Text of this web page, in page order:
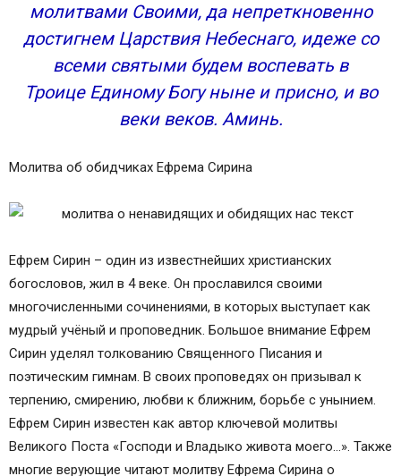
молитвами Своими, да непреткновенно
достигнем Царствия Небеснаго, идеже со
всеми святыми будем воспевать в
Троице Единому Богу ныне и присно, и во
веки веков. Аминь.
Молитва об обидчиках Ефрема Сирина
Ефрем Сирин – один из известнейших христианских
богословов, жил в 4 веке. Он прославился своими
многочисленными сочинениями, в которых выступает как
мудрый учёный и проповедник. Большое внимание Ефрем
Сирин уделял толкованию Священного Писания и
поэтическим гимнам. В своих проповедях он призывал к
терпению, смирению, любви к ближним, борьбе с унынием.
Ефрем Сирин известен как автор ключевой молитвы
Великого Поста «Господи и Владыко живота моего…». Также
многие верующие читают молитву Ефрема Сирина о